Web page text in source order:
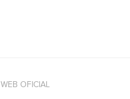
WEB OFICIAL